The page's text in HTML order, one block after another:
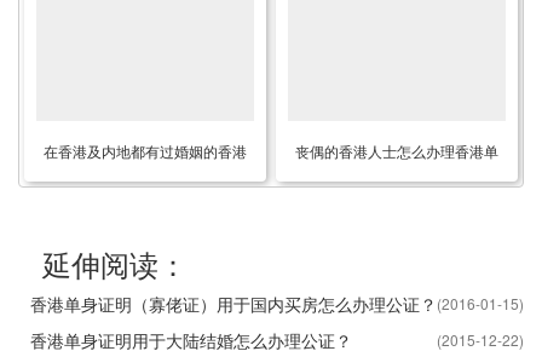
在香港及内地都有过婚姻的香港
居民如何做单身声明公证用于内
丧偶的香港人士怎么办理香港单
身声明书转递公证用于内地再
延伸阅读：
(2016-01-15)
香港单身证明（寡佬证）用于国内买房怎么办理公证？
(2015-12-22)
香港单身证明用于大陆结婚怎么办理公证？